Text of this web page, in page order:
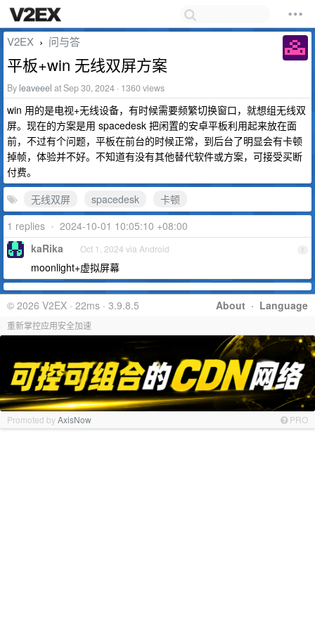
V2EX › 问与答
平板+win 无线双屏方案
By leaveeel at Sep 30, 2024 · 1360 views
win 用的是电视+无线设备，有时候需要频繁切换窗口，就想组无线双
屏。现在的方案是用 spacedesk 把闲置的安卓平板利用起来放在面
前，不过有个问题，平板在前台的时候正常，到后台了明显会有卡顿
掉帧，体验并不好。不知道有没有其他替代软件或方案，可接受买断
付费。
无线双屏
spacedesk
卡顿
1 replies • 2024-10-01 10:05:10 +08:00
1
kaRika Oct 1, 2024 via Android
moonlight+虚拟屏幕
About · Language
© 2026 V2EX · 22ms · 3.9.8.5
重新掌控应用安全加速
Promoted byAxisNow PRO